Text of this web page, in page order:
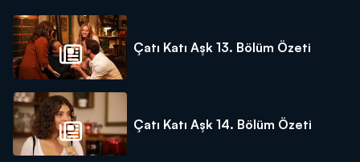
Çatı Katı Aşk 13. Bölüm Özeti
Çatı Katı Aşk 14. Bölüm Özeti